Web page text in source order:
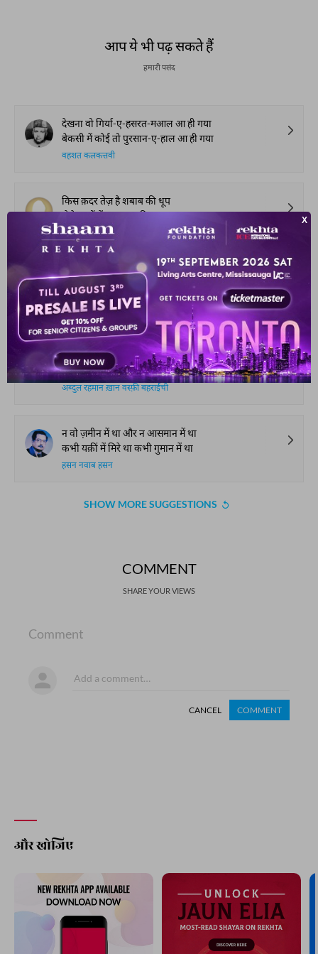
आप ये भी पढ़ सकते हैं
हमारी पसंद
देखना वो गिर्या-ए-हसरत-मआल आ ही गया
बेकसी में कोई तो पुरसान-ए-हाल आ ही गया
वहशत कलकत्तवी
किस क़दर तेज़ है शबाब की धूप
जैसे भादों में आफ़्ताब की धूप
मलिका आफ़ाक़ ज़मानी बेगम
जीने देगा भी हमें ऐ दिल जिएँ भी या न हम
क्या कहें अब तुझ को हम तुझ को कहें अब क्या न हम
नातिक़ गुलावठी
काश समझते अहल-ए-ज़माना
क्या है हक़ीक़त क्या है फ़साना
अब्दुल रहमान ख़ान वस्फ़ी बहराईची
न वो ज़मीन में था और न आसमान में था
कभी यक़ीं में मिरे था कभी गुमान में था
हसन नवाब हसन
SHOW MORE SUGGESTIONS
COMMENT
SHARE YOUR VIEWS
Comment
CANCEL COMMENT
और खोजिए